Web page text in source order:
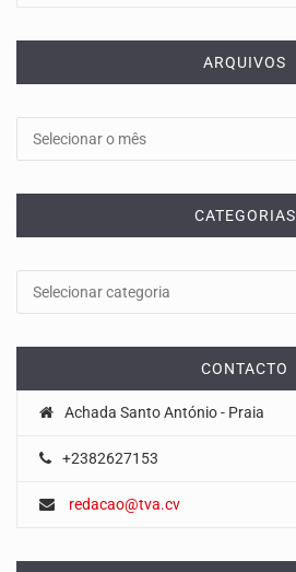
ARQUIVOS
CATEGORIAS
CONTACTO
Achada Santo António - Praia
+2382627153
redacao@tva.cv